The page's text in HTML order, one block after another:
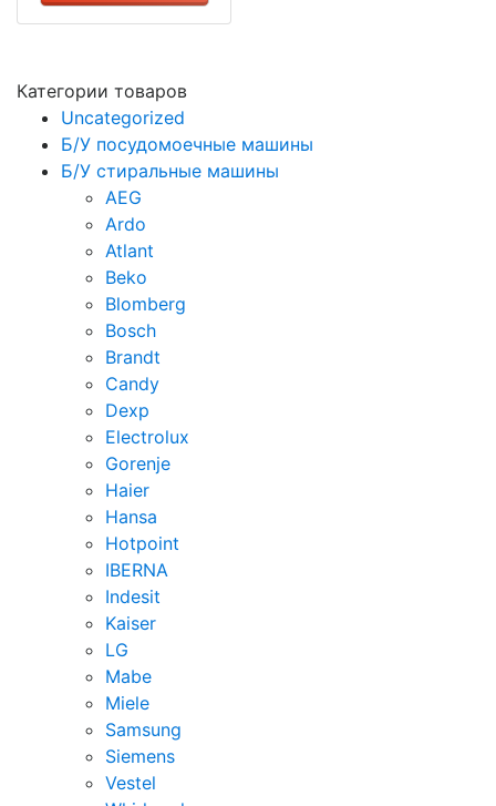
Категории товаров
Uncategorized
Б/У посудомоечные машины
Б/У стиральные машины
AEG
Ardo
Atlant
Beko
Blomberg
Bosch
Brandt
Candy
Dexp
Electrolux
Gorenje
Haier
Hansa
Hotpoint
IBERNA
Indesit
Kaiser
LG
Mabe
Miele
Samsung
Siemens
Vestel